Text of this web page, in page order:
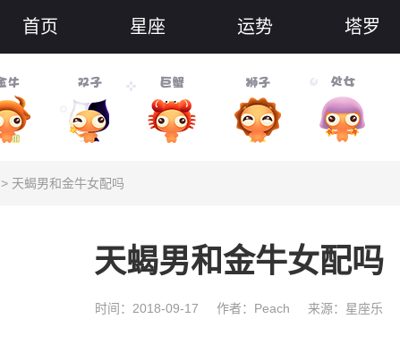
首页 星座 运势 塔罗
> 天蝎男和金牛女配吗
天蝎男和金牛女配吗
时间：2018-09-17 作者：Peach 来源：星座乐